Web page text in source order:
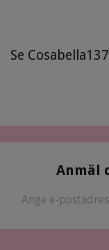
Se
Anmäl